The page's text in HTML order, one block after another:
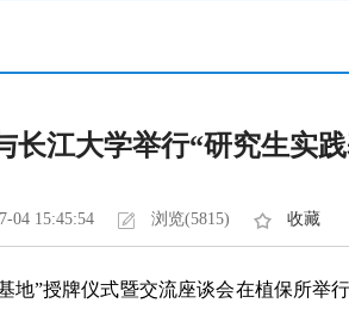
长江大学举行“研究生实
04 15:45:54 浏览(5815) 收藏
地”授牌仪式暨交流座谈会在植保所